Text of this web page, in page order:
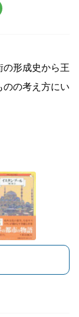
の形成史から王
のの考え方にい